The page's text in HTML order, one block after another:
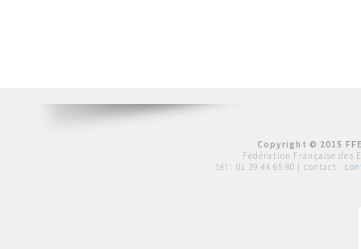
Copyright © 2015
Fédération Française des
tél : 01 39 44 65 80 | contact :